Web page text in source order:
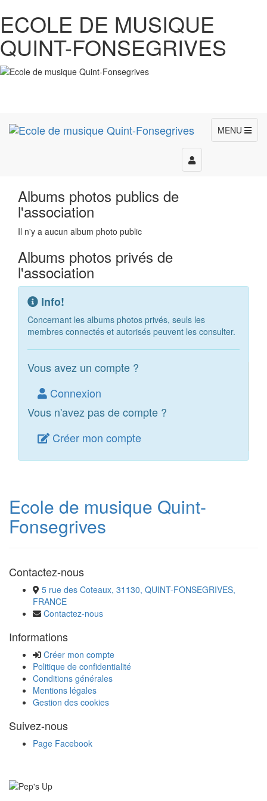
ECOLE DE MUSIQUE
QUINT-FONSEGRIVES
MENU
Toggle
navigation
Albums photos publics de
l'association
Il n'y a aucun album photo public
Albums photos privés de
l'association
Info!
Concernant les albums photos privés, seuls les
membres connectés et autorisés peuvent les consulter.
Vous avez un compte ?
Connexion
Vous n'avez pas de compte ?
Créer mon compte
Ecole de musique Quint-
Fonsegrives
Contactez-nous
5 rue des Coteaux, 31130, QUINT-FONSEGRIVES,
FRANCE
Contactez-nous
Informations
Créer mon compte
Politique de confidentialité
Conditions générales
Mentions légales
Gestion des cookies
Suivez-nous
Page Facebook